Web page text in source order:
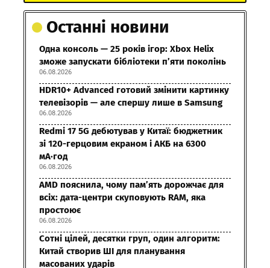
Останні новини
Одна консоль — 25 років ігор: Xbox Helix
зможе запускати бібліотеки п’яти поколінь
06.08.2026
HDR10+ Advanced готовий змінити картинку
телевізорів — але спершу лише в Samsung
06.08.2026
Redmi 17 5G дебютував у Китаї: бюджетник
зі 120-герцовим екраном і АКБ на 6300
мА·год
06.08.2026
AMD пояснила, чому пам’ять дорожчає для
всіх: дата-центри скуповують RAM, яка
простоює
06.08.2026
Сотні цілей, десятки груп, один алгоритм:
Китай створив ШІ для планування
масованих ударів